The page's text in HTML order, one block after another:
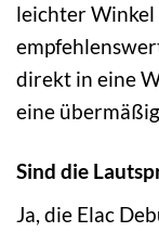
leichter
direkt in eine
eine
Sind die
Ja, die Elac